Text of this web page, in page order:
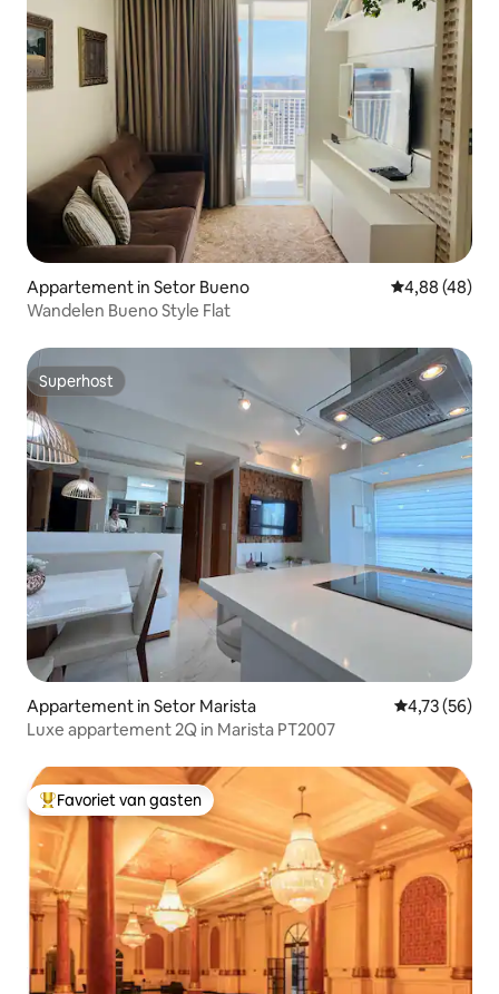
Appartement in Setor Bueno Gemiddelde
4,88 (48)
Wandelen Bueno Style Flat
Superhost
Superhost
Appartement in Setor Marista Gemiddelde
4,73 (56)
Luxe appartement 2Q in Marista PT2007
Topfavoriet van gasten
Favoriet van gasten